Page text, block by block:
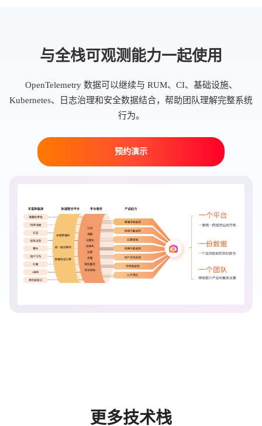
与全栈可观测能力一起使用
OpenTelemetry 数据可以继续与 RUM、CI、基础设施、
Kubernetes、日志治理和安全数据结合，帮助团队理解完整系统
行为。
预约演示
更多技术栈